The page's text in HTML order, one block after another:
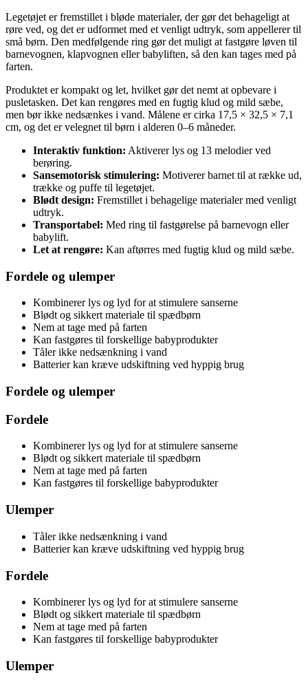
Legetøjet er fremstillet i bløde materialer, der gør det behageligt at
røre ved, og det er udformet med et venligt udtryk, som appellerer til
små børn. Den medfølgende ring gør det muligt at fastgøre løven til
barnevognen, klapvognen eller babyliften, så den kan tages med på
farten.
Produktet er kompakt og let, hvilket gør det nemt at opbevare i
pusletasken. Det kan rengøres med en fugtig klud og mild sæbe,
men bør ikke nedsænkes i vand. Målene er cirka 17,5 × 32,5 × 7,1
cm, og det er velegnet til børn i alderen 0–6 måneder.
Interaktiv funktion: Aktiverer lys og 13 melodier ved
berøring.
Sansemotorisk stimulering: Motiverer barnet til at række ud,
trække og puffe til legetøjet.
Blødt design: Fremstillet i behagelige materialer med venligt
udtryk.
Transportabel: Med ring til fastgørelse på barnevogn eller
babylift.
Let at rengøre: Kan aftørres med fugtig klud og mild sæbe.
Fordele og ulemper
Kombinerer lys og lyd for at stimulere sanserne
Blødt og sikkert materiale til spædbørn
Nem at tage med på farten
Kan fastgøres til forskellige babyprodukter
Tåler ikke nedsænkning i vand
Batterier kan kræve udskiftning ved hyppig brug
Fordele og ulemper
Fordele
Kombinerer lys og lyd for at stimulere sanserne
Blødt og sikkert materiale til spædbørn
Nem at tage med på farten
Kan fastgøres til forskellige babyprodukter
Ulemper
Tåler ikke nedsænkning i vand
Batterier kan kræve udskiftning ved hyppig brug
Fordele
Kombinerer lys og lyd for at stimulere sanserne
Blødt og sikkert materiale til spædbørn
Nem at tage med på farten
Kan fastgøres til forskellige babyprodukter
Ulemper